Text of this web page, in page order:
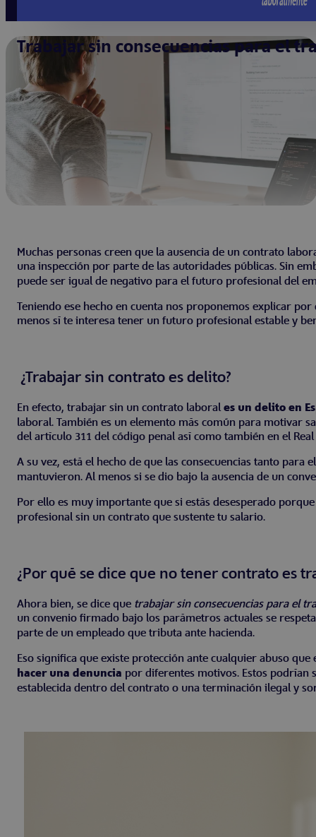
Trabajar sin consecuencias para el
Muchas personas creen que la ausencia de un contrato
una inspección por parte de las autoridades públicas. Sin
puede ser igual de negativo para el futuro profesional del
Teniendo ese hecho en cuenta nos proponemos explicar
menos sí te interesa tener un futuro profesional estable y
¿Trabajar sin contrato es delito?
En efecto, trabajar sin un contrato laborales un delito en
laboral. También es un elemento más común para motivar
del artículo 311 del código penal así como también en el
A su vez, está el hecho de que las consecuencias tanto
mantuvieron. Al menos si se dio bajo la ausencia de un
Por ello es muy importante que si estás desesperado
profesional sin un contrato que sustente tu salario.
¿Por qué se dice que no tener contrato es
Ahora bien, se dice que trabajar sin consecuencias para el
un convenio firmado bajo los parámetros actuales se
parte de un empleado que tributa ante hacienda.
Eso significa que existe protección ante cualquier abuso
hacer una denuncia por diferentes motivos. Estos podrían
establecida dentro del contrato o una terminación ilegal y